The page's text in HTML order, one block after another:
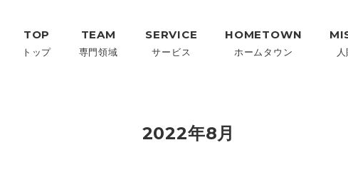
TOP
トップ
TEAM
専門領域
SERVICE
サービス
HOMETOWN
ホームタウン
2022年8月